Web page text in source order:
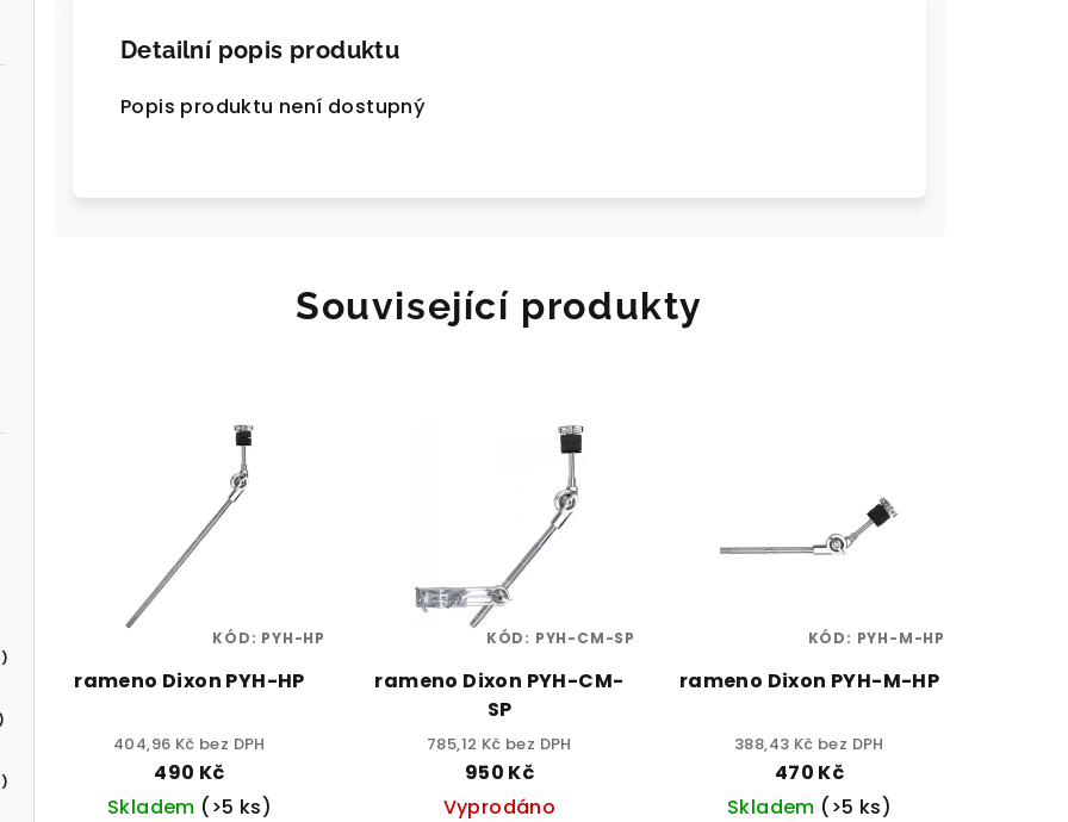
Detailní popis produktu
Popis produktu není dostupný
Související produkty
rameno Dixon PYH-HP
404,96 Kč bez DPH
490 Kč
Skladem (>5 ks)
KÓD: PYH-HP
rameno Dixon PYH-CM-
SP
785,12 Kč bez DPH
950 Kč
Vyprodáno
KÓD: PYH-CM-SP
rameno Dixon PYH-M-HP
388,43 Kč bez DPH
470 Kč
Skladem (>5 ks)
KÓD: PYH-M-HP